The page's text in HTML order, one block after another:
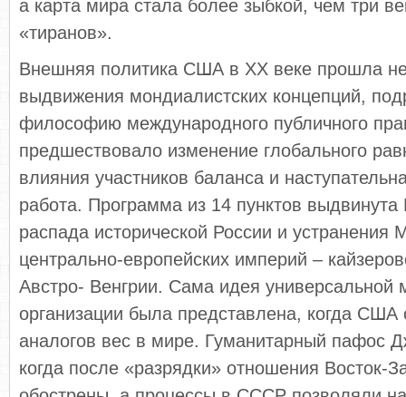
а карта мира стала более зыбкой, чем три
«тиранов».
Внешняя политика США в ХХ веке прошла
выдвижения мондиалистских концепций,
философию международного публичного
предшествовало изменение глобального
влияния участников баланса и
работа. Программа из 14 пунктов
распада исторической России и устранения
центрально-европейских империй –
Австро- Венгрии. Сама идея универсальной
организации была представлена, когда
аналогов вес в мире. Гуманитарный пафос
когда после «разрядки» отношения Восток-